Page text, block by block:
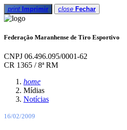
print Imprimir close Fechar
Federação Maranhense de Tiro Esportivo
CNPJ 06.496.095/0001-62
CR 1365 / 8ª RM
home
Mídias
Notícias
16/02/2009